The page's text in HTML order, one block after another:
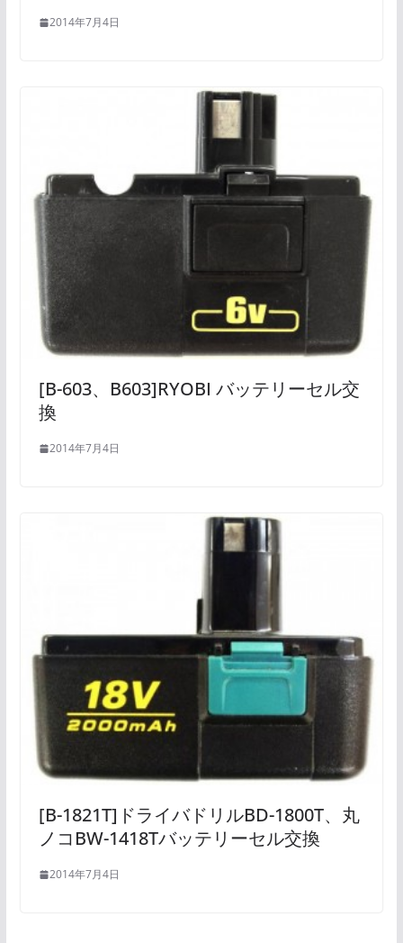
2014年7月4日
[B-603、B603]RYOBI バッテリーセル交
換
2014年7月4日
[B-1821T]ドライバドリルBD-1800T、丸
ノコBW-1418Tバッテリーセル交換
2014年7月4日